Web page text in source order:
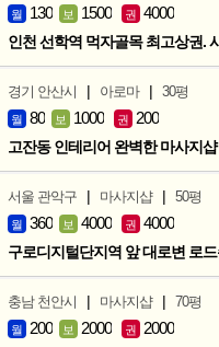
월 130 보 1500 권 4000
인천 선학역 먹자골목 최고상권.
경기 안산시 | 아로마 | 30평
월 80 보 1000 권 200
고잔동 인테리어 완벽한 마사지
서울 관악구 | 마사지샵 | 50평
월 360 보 4000 권 4000
구로디지털단지역 앞 대로변 로
충남 천안시 | 마사지샵 | 70평
월 200 보 2000 권 2000